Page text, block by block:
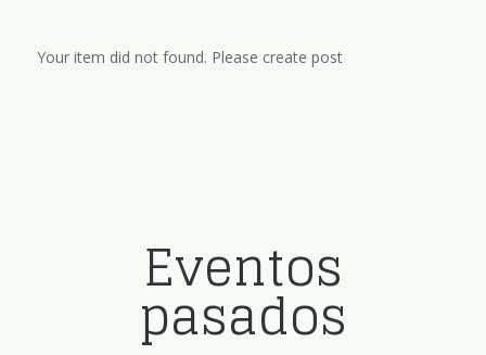
Your item did not found. Please create post
Eventos
pasados